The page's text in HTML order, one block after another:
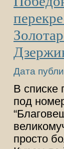
Дата
В списке
под
просто